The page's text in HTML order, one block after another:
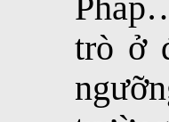
trò ở